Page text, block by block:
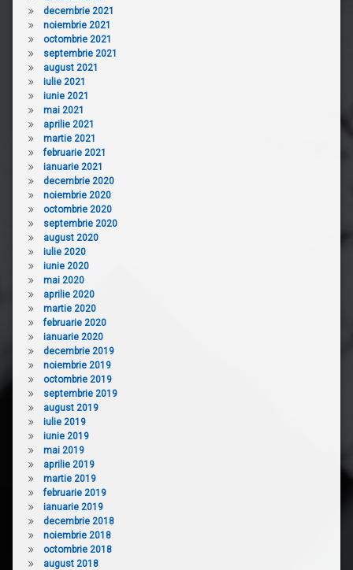
decembrie 2021
noiembrie 2021
octombrie 2021
septembrie 2021
august 2021
iulie 2021
iunie 2021
mai 2021
aprilie 2021
martie 2021
februarie 2021
ianuarie 2021
decembrie 2020
noiembrie 2020
octombrie 2020
septembrie 2020
august 2020
iulie 2020
iunie 2020
mai 2020
aprilie 2020
martie 2020
februarie 2020
ianuarie 2020
decembrie 2019
noiembrie 2019
octombrie 2019
septembrie 2019
august 2019
iulie 2019
iunie 2019
mai 2019
aprilie 2019
martie 2019
februarie 2019
ianuarie 2019
decembrie 2018
noiembrie 2018
octombrie 2018
august 2018